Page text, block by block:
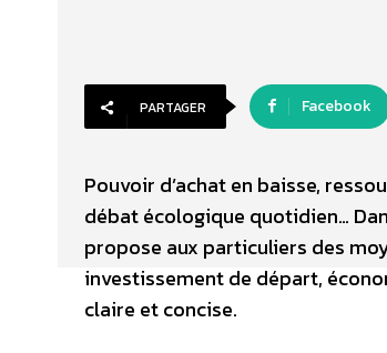
PARTAGER Facebook
Pouvoir d’achat en baisse,
débat écologique quotidien…
propose aux particuliers des
investissement de départ,
claire et concise.